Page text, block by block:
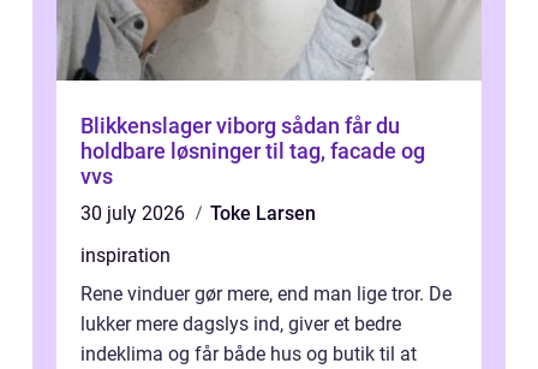
Blikkenslager viborg sådan får du
holdbare løsninger til tag, facade og
vvs
30 july 2026
Toke Larsen
inspiration
Rene vinduer gør mere, end man lige tror. De
lukker mere dagslys ind, giver et bedre
indeklima og får både hus og butik til at